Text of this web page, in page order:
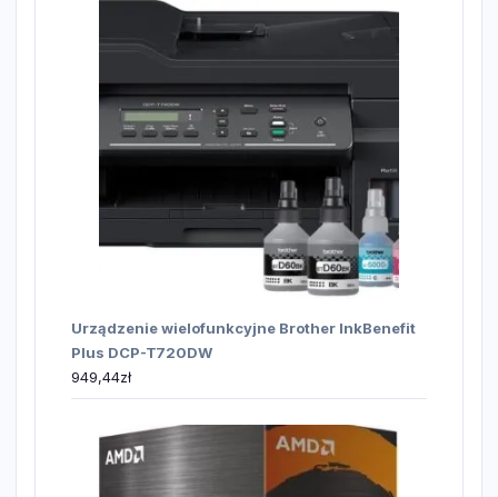
Urządzenie wielofunkcyjne Brother InkBenefit
Plus DCP-T720DW
949,44zł